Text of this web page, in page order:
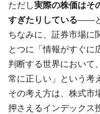
ただし実際の株価はそ
すぎたりしている――と
ちなみに、証券市場に
とつに「情報がすぐに
判断する世界において
常に正しい」という考
その考え方は、株式市
押さえるインデック